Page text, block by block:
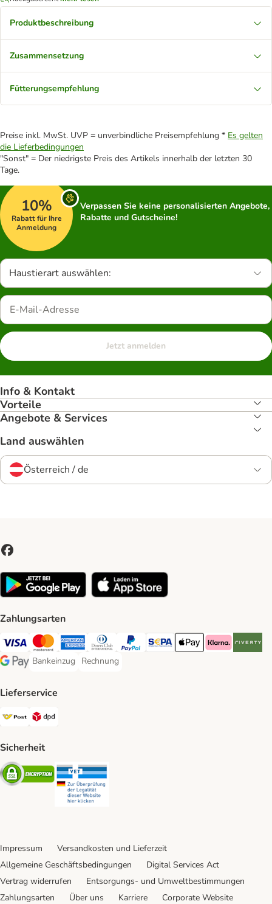
Produktbeschreibung
Zusammensetzung
Fütterungsempfehlung
Preise inkl. MwSt. UVP = unverbindliche Preisempfehlung * Es gelten
die Lieferbedingungen
"Sonst" = Der niedrigste Preis des Artikels innerhalb der letzten 30
Tage.
10%
Rabatt für Ihre
Anmeldung
Verpassen Sie keine personalisierten Angebote,
Rabatte und Gutscheine!
Haustierart auswählen:
Jetzt anmelden
Info & Kontakt
Vorteile
Angebote & Services
Land auswählen
Österreich / de
Zahlungsarten
Visa Payment Method
MasterCard Payment Method
American Express Payment Method
Diners Club Payment Method
PayPal Payment Method
SEPA Payment Method
Apple Pay Payment
Klarna Payment
Google Pay Payment Method
Bankeinzug
Bankeinzug Payment Method
Rechnung
Rechnung Payment Method
Lieferservice
Österreichische Post Shipping Method
Sicherheit
Security
Impressum
Versandkosten und Lieferzeit
Allgemeine Geschäftsbedingungen
Digital Services Act
Vertrag widerrufen
Entsorgungs- und Umweltbestimmungen
Zahlungsarten
Über uns Karriere Corporate Website